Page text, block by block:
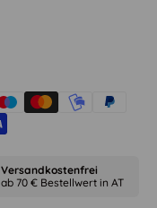
Versandkostenfrei
ab 70 € Bestellwert in AT